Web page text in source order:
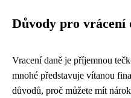
Důvody pro vrácení
Vracení daně je příjemnou
mnohé představuje vítanou
důvodů, proč můžete mít